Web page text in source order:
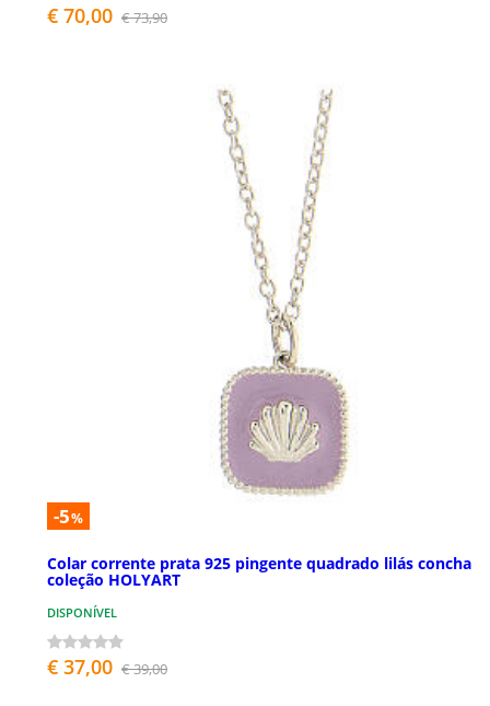
€ 70,00 € 73,90
-5%
Colar corrente prata 925 pingente quadrado lilás concha
coleção HOLYART
DISPONÍVEL
€ 37,00 € 39,00